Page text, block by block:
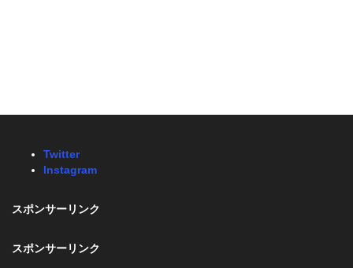
Twitter
Instagram
スポンサーリンク
スポンサーリンク